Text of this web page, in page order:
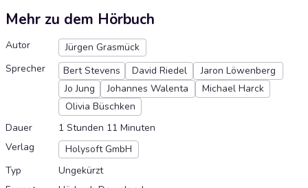
Mehr zu dem Hörbuch
Autor
Jürgen Grasmück
Sprecher
Bert Stevens David Riedel
Jaron Löwenberg
Jo Jung
Johannes Walenta
Michael Harck
Olivia Büschken
Dauer
1 Stunden 11 Minuten
Verlag
Holysoft GmbH
Typ
Ungekürzt